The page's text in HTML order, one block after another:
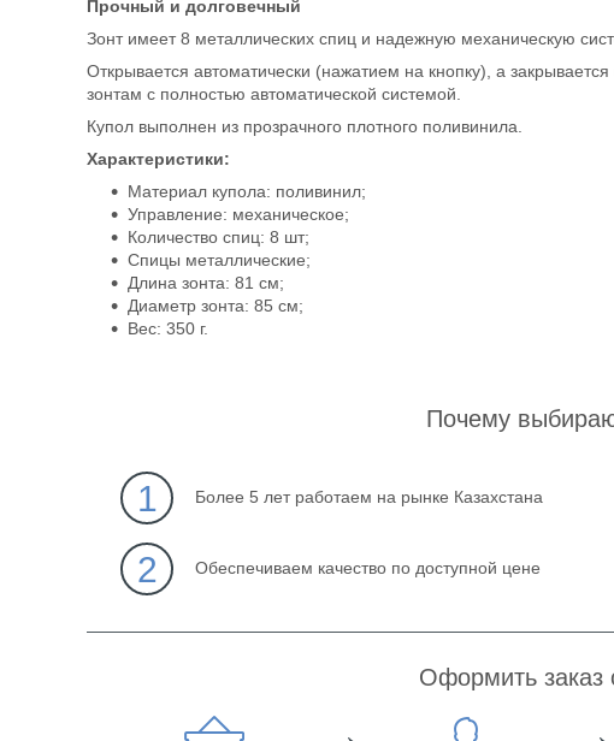
Прочный и долговечный
Зонт имеет 8 металлических спиц и надежную механическую
Открывается автоматически (нажатием на кнопку), а
зонтам с полностью автоматической системой.
Купол выполнен из прозрачного плотного поливинила.
Характеристики:
Материал купола: поливинил;
Управление: механическое;
Количество спиц: 8 шт;
Спицы металлические;
Длина зонта: 81 см;
Диаметр зонта: 85 см;
Вес: 350 г.
Почему
1 Более 5 лет работаем на рынке Казахстана
2 Обеспечиваем качество по доступной цене
Оформить заказ